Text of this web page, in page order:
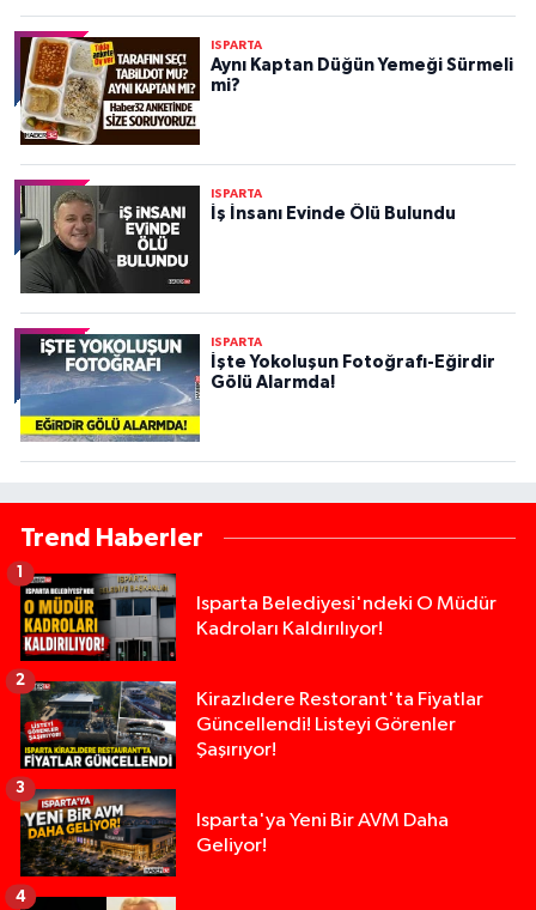
ISPARTA
Aynı Kaptan Düğün Yemeği Sürmeli
mi?
ISPARTA
İş İnsanı Evinde Ölü Bulundu
ISPARTA
İşte Yokoluşun Fotoğrafı-Eğirdir
Gölü Alarmda!
Trend Haberler
Isparta Belediyesi'ndeki O Müdür
Kadroları Kaldırılıyor!
1
Kirazlıdere Restorant'ta Fiyatlar
Güncellendi! Listeyi Görenler
Şaşırıyor!
2
Isparta'ya Yeni Bir AVM Daha
Geliyor!
3
4